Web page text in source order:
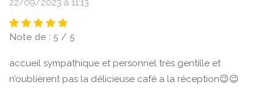
22/09/2023 à 11:13
Note de : 5 / 5
accueil sympathique et personnel très gentille et
n’oublièrent pas la délicieuse café a la réception😉😉